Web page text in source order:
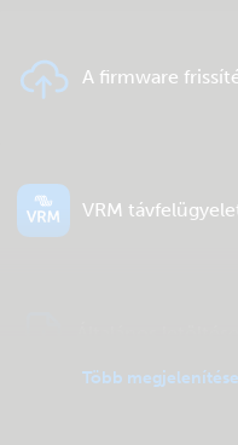
A firmware
VRM
Több megjelenítése